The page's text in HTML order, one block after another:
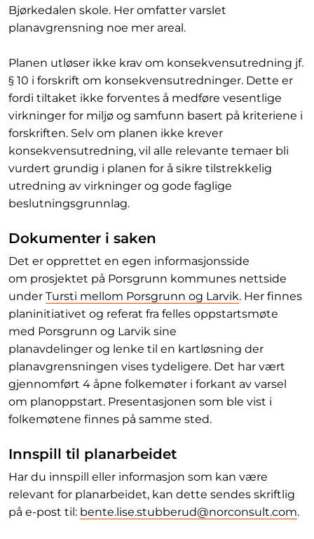
Bjørkedalen skole. Her omfatter varslet
planavgrensning noe mer areal.
Planen utløser ikke krav om konsekvensutredning jf.
§ 10 i forskrift om konsekvensutredninger. Dette er
fordi tiltaket ikke forventes å medføre vesentlige
virkninger for miljø og samfunn basert på kriteriene i
forskriften. Selv om planen ikke krever
konsekvensutredning, vil alle relevante temaer bli
vurdert grundig i planen for å sikre tilstrekkelig
utredning av virkninger og gode faglige
beslutningsgrunnlag.
Dokumenter i saken
Det er opprettet en egen informasjonsside
om prosjektet på Porsgrunn kommunes nettside
under Tursti mellom Porsgrunn og Larvik. Her finnes
planinitiativet og referat fra felles oppstartsmøte
med Porsgrunn og Larvik sine
planavdelinger og lenke til en kartløsning der
planavgrensningen vises tydeligere. Det har vært
gjennomført 4 åpne folkemøter i forkant av varsel
om planoppstart. Presentasjonen som ble vist i
folkemøtene finnes på samme sted.
Innspill til planarbeidet
Har du innspill eller informasjon som kan være
relevant for planarbeidet, kan dette sendes skriftlig
på e-post til: bente.lise.stubberud@norconsult.com.